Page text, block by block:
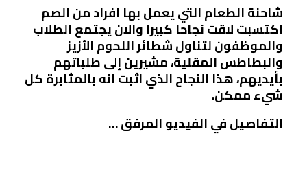
شاحنة الطعام التي يعمل بها افراد من الصم
اكتسبت لاقت نجاحا كبيرا والان يجتمع الطلاب
والموظفون لتناول شطائر اللحوم الأزيز
والبطاطس المقلية، مشيرين إلى طلباتهم
بأيديهم، هذا النجاح الذي اثبت انه بالمثابرة كل
شيء ممكن.
التفاصيل في الفيديو المرفق …